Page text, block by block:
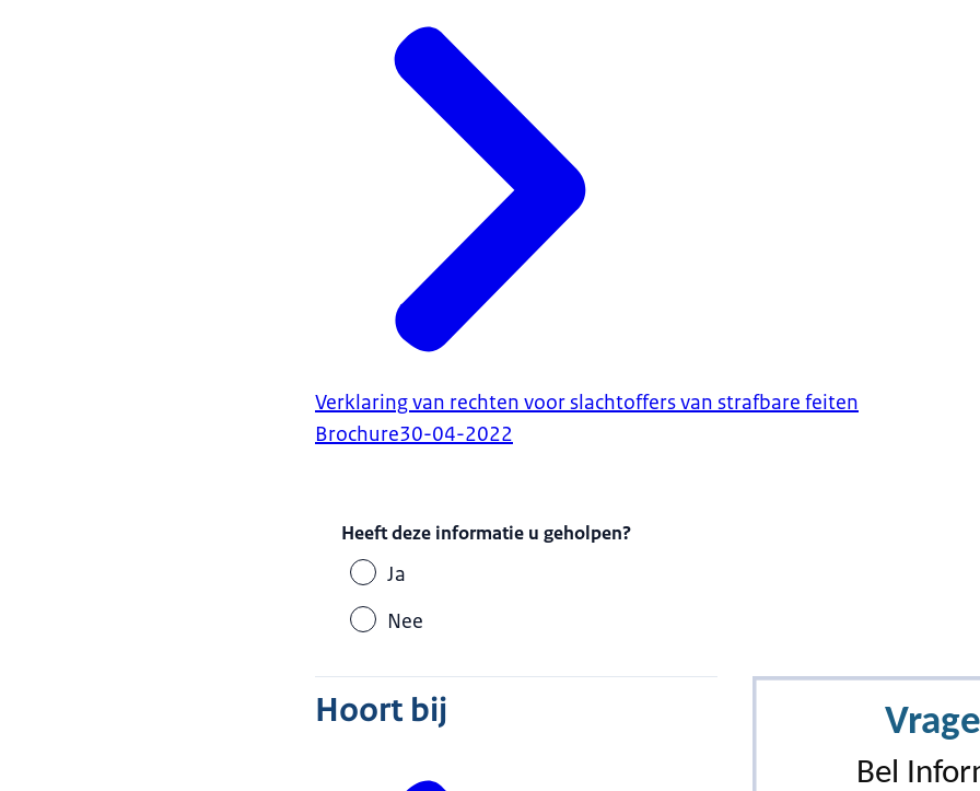
Verklaring van rechten voor slachtoffers van strafbare feiten
Brochure30-04-2022
Heeft deze informatie u geholpen?
Ja
Nee
Hoort bij